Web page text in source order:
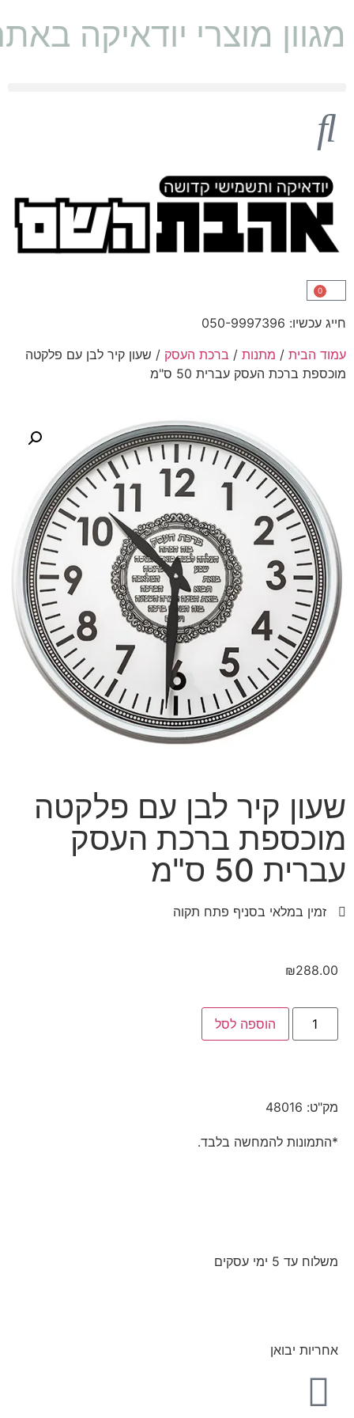
מגוון מוצרי יודאיקה
0
חייג עכשיו: 050-9997396
עמוד הבית / מתנות / ברכת העסק / שעון קיר לבן עם פלקטה
מוכספת ברכת העסק עברית 50 ס"מ
שעון קיר לבן עם פלקטה
מוכספת ברכת העסק
עברית 50 ס"מ
זמין במלאי בסניף פתח תקוה
₪288.00
הוספה לסל
מק"ט: 48016
*התמונות להמחשה בלבד.
משלוח עד 5 ימי עסקים
אחריות יבואן